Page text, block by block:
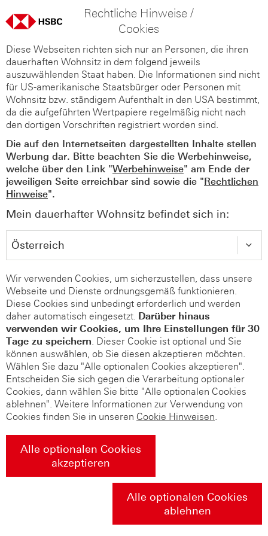
Rechtliche Hinweise /
Cookies
Diese Webseiten richten sich nur an Personen, die ihren
dauerhaften Wohnsitz in dem folgend jeweils
auszuwählenden Staat haben. Die Informationen sind nicht
für US-amerikanische Staatsbürger oder Personen mit
Wohnsitz bzw. ständigem Aufenthalt in den USA bestimmt,
da die aufgeführten Wertpapiere regelmäßig nicht nach
den dortigen Vorschriften registriert worden sind.
Die auf den Internetseiten dargestellten Inhalte stellen
Werbung dar. Bitte beachten Sie die Werbehinweise,
welche über den Link "Werbehinweise" am Ende der
jeweiligen Seite erreichbar sind sowie die "Rechtlichen
Hinweise".
Mein dauerhafter Wohnsitz befindet sich in:
Wir verwenden Cookies, um sicherzustellen, dass unsere
Webseite und Dienste ordnungsgemäß funktionieren.
Diese Cookies sind unbedingt erforderlich und werden
daher automatisch eingesetzt. Darüber hinaus
verwenden wir Cookies, um Ihre Einstellungen für 30
Tage zu speichern. Dieser Cookie ist optional und Sie
können auswählen, ob Sie diesen akzeptieren möchten.
Wählen Sie dazu "Alle optionalen Cookies akzeptieren".
Entscheiden Sie sich gegen die Verarbeitung optionaler
Cookies, dann wählen Sie bitte "Alle optionalen Cookies
ablehnen". Weitere Informationen zur Verwendung von
Cookies finden Sie in unseren Cookie Hinweisen.
Alle optionalen Cookies
akzeptieren
Alle optionalen Cookies
ablehnen